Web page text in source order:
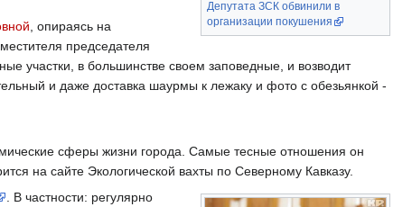
Депутата ЗСК обвинили в
организации покушения
, опираясь на
председателя
участки, в большинстве своем заповедные, и возводит
и даже доставка шаурмы к лежаку и фото с обезьянкой -
сферы жизни города. Самые тесные отношения он
на сайте Экологической вахты по Северному Кавказу.
. В частности: регулярно